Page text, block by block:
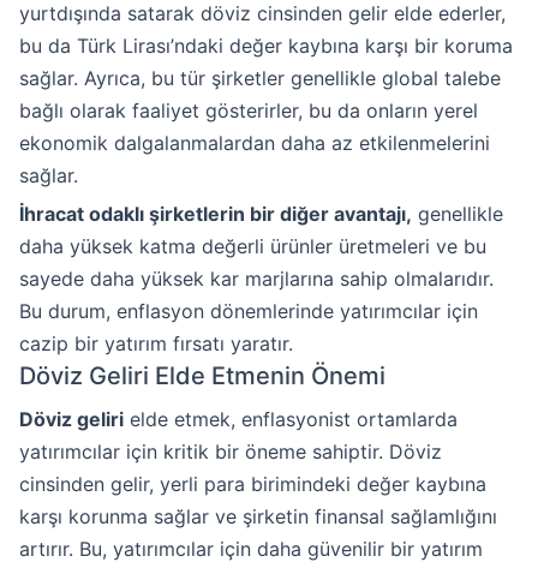
yurtdışında satarak döviz cinsinden gelir elde ederler,
bu da Türk Lirası’ndaki değer kaybına karşı bir koruma
sağlar. Ayrıca, bu tür şirketler genellikle global talebe
bağlı olarak faaliyet gösterirler, bu da onların yerel
ekonomik dalgalanmalardan daha az etkilenmelerini
sağlar.
İhracat odaklı şirketlerin bir diğer avantajı, genellikle
daha yüksek katma değerli ürünler üretmeleri ve bu
sayede daha yüksek kar marjlarına sahip olmalarıdır.
Bu durum, enflasyon dönemlerinde yatırımcılar için
cazip bir yatırım fırsatı yaratır.
Döviz Geliri Elde Etmenin Önemi
Döviz geliri elde etmek, enflasyonist ortamlarda
yatırımcılar için kritik bir öneme sahiptir. Döviz
cinsinden gelir, yerli para birimindeki değer kaybına
karşı korunma sağlar ve şirketin finansal sağlamlığını
artırır. Bu, yatırımcılar için daha güvenilir bir yatırım